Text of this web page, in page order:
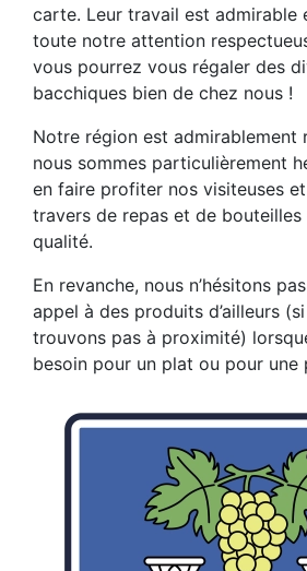
carte. Leur travail est admirable
toute notre attention
vous pourrez vous régaler des
bacchiques bien de chez nous !
Notre région est admirablement
nous sommes particulièrement
en faire profiter nos visiteuses
travers de repas et de
qualité.
En revanche, nous n’hésitons
appel à des produits d’ailleurs
trouvons pas à proximité)
besoin pour un plat ou pour une